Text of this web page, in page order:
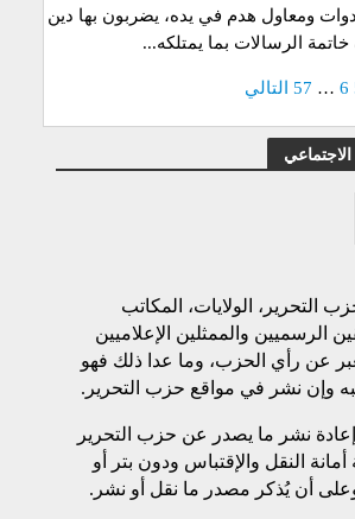
ومعاول هدم في يده، يضربون بها دين
خاتمة الرسالات بما يمتلكه...
6
…
57 التالي
التحرير، الولايات، المكاتب
الرسميين والممثلين الإعلاميين
عن رأي الحزب، وما عدا ذلك فهو
وإن نشر في مواقع حزب التحرير.
نشر ما يصدر عن حزب التحرير
النقل والإقتباس ودون بتر أو
وعلى أن يُذكر مصدر ما نقل أو نشر.